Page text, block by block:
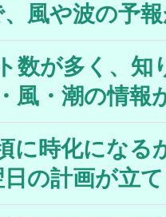
風や波の予
数が多く、知
風・潮の情報
に時化になる
日の計画が立